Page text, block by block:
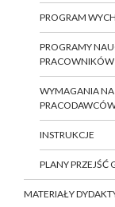
PROGRAM
PROGRAMY
WYMAGANIA NA
INSTRUKCJE
PLANY PRZEJŚĆ
MATERIAŁY